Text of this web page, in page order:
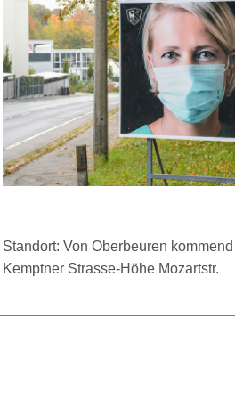
Standort: Von Oberbeuren
Kemptner Strasse-Höhe Mozartstr.